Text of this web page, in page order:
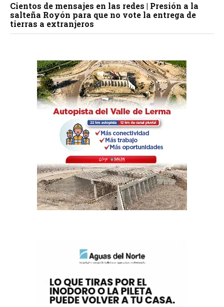
Cientos de mensajes en las redes | Presión a la
salteña Royón para que no vote la entrega de
tierras a extranjeros